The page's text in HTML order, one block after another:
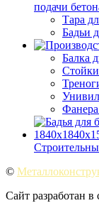
подачи
Тара
Бадьи
Балка
Стойки
©
Сайт разработан в